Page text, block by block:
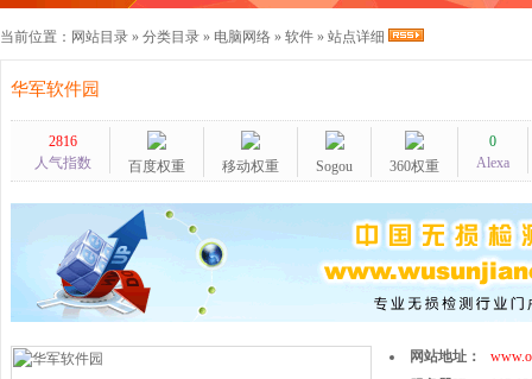
当前位置： 网站目录 » 分类目录 » 电脑网络 » 软件 » 站点详细
华军软件园
2816
人气指数
百度权重 移动权重 Sogou 360权重
0
Alexa
网站地址：